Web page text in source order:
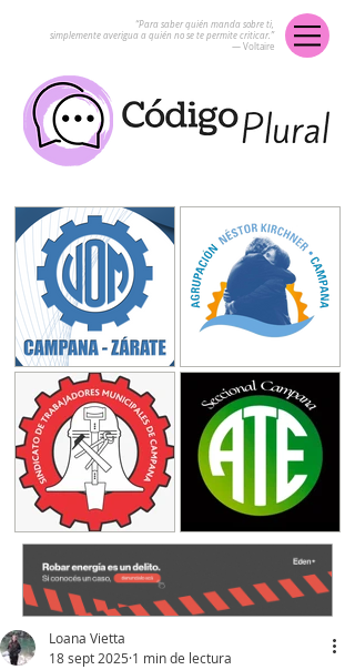
“Para saber quién manda sobre ti,
simplemente averigua a quién no se te permite criticar.”
― Voltaire
Loana Vietta
18 sept 2025 1 min de lectura